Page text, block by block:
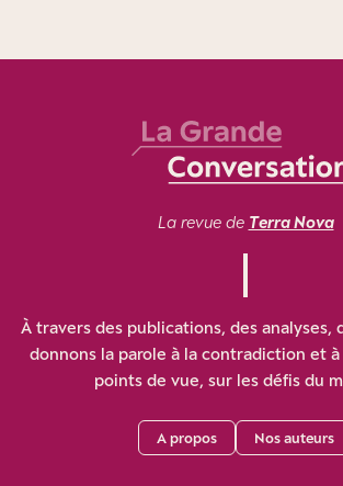
La revue de Terra Nova
À travers des publications, des analyses,
donnons la parole à la contradiction et
points de vue, sur les défis du
A propos Nos auteurs